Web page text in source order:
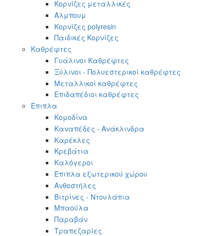
Κορνίζες μεταλλικές
Άλμπουμ
Κορνίζες polyresin
Παιδικές Κορνίζες
Καθρέφτες
Γυάλινοι Καθρέφτες
Ξύλινοι - Πολυεστερικοί καθρέφτες
Μεταλλικοί καθρέφτες
Επιδαπέδιοι καθρέφτες
Έπιπλα
Κομοδίνα
Καναπέδες - Ανάκλινδρα
Καρέκλες
Κρεβάτια
Καλόγεροι
Έπιπλα εξωτερικού χώρου
Ανθοστήλες
Βιτρίνες - Ντουλάπια
Μπαούλα
Παραβάν
Τραπεζαρίες